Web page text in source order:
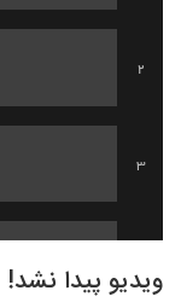
2
3
ویدیو پیدا نشد!